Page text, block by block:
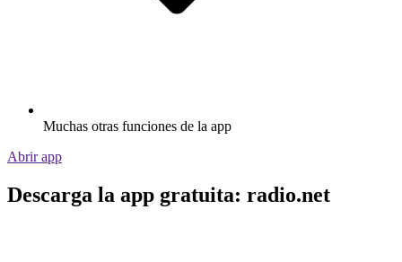
Muchas otras funciones de la app
Abrir app
Descarga la app gratuita: radio.net